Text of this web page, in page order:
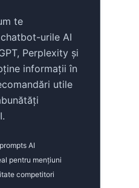
te
urile AI
Perplexity și
informații în
utile
AI
pentru mențiuni
competitori